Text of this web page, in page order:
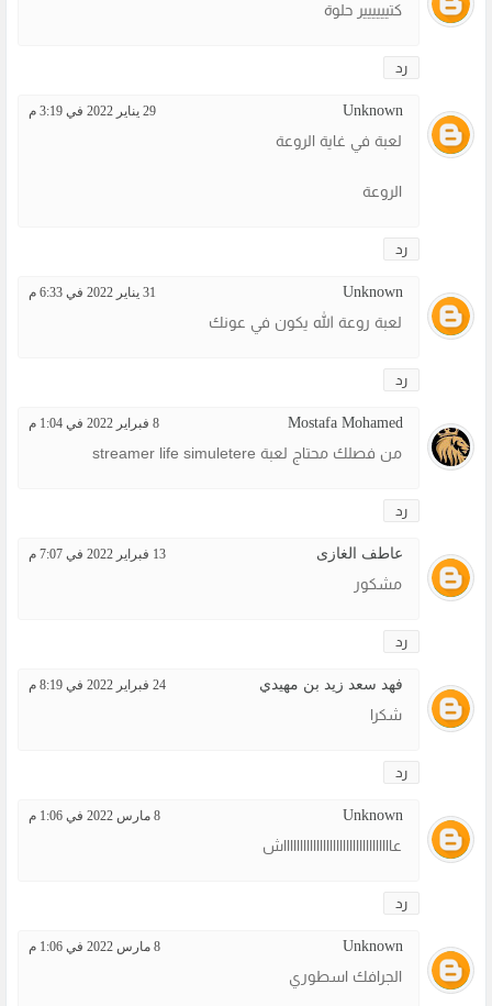
كتيييييير حلوة
رد
Unknown 29 يناير 2022 في 3:19 م
لعبة في غاية الروعة
الروعة
رد
Unknown 31 يناير 2022 في 6:33 م
لعبة روعة الله يكون في عونك
رد
Mostafa Mohamed 8 فبراير 2022 في 1:04 م
من فصلك محتاج لعبة streamer life simuletere
رد
عاطف الغازى 13 فبراير 2022 في 7:07 م
مشكور
رد
فهد سعد زيد بن مهيدي 24 فبراير 2022 في 8:19 م
شكرا
رد
Unknown 8 مارس 2022 في 1:06 م
عاااااااااااااااااااااااااااااااااش
رد
Unknown 8 مارس 2022 في 1:06 م
الجرافك اسطوري